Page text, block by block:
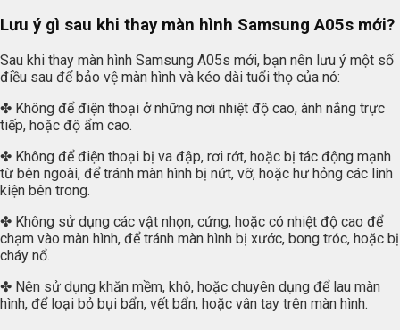
Lưu ý gì sau khi thay màn hình Samsung A05s mới?
Sau khi thay màn hình Samsung A05s mới, bạn nên lưu ý một số
điều sau để bảo vệ màn hình và kéo dài tuổi thọ của nó:
✤ Không để điện thoại ở những nơi nhiệt độ cao, ánh nắng trực
tiếp, hoặc độ ẩm cao.
✤ Không để điện thoại bị va đập, rơi rớt, hoặc bị tác động mạnh
từ bên ngoài, để tránh màn hình bị nứt, vỡ, hoặc hư hỏng các linh
kiện bên trong.
✤ Không sử dụng các vật nhọn, cứng, hoặc có nhiệt độ cao để
chạm vào màn hình, để tránh màn hình bị xước, bong tróc, hoặc bị
cháy nổ.
✤ Nên sử dụng khăn mềm, khô, hoặc chuyên dụng để lau màn
hình, để loại bỏ bụi bẩn, vết bẩn, hoặc vân tay trên màn hình.